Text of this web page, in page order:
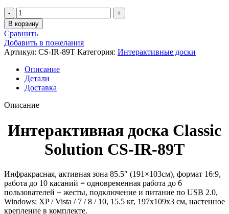
Количество
товара
Интерактивная
доска
Classic
Solution
CS-
IR-
89T
В корзину
Сравнить
Добавить в пожелания
Артикул: CS-IR-89T Категория: Интерактивные доски
Описание
Детали
Доставка
Описание
Интерактивная доска Classic
Solution CS-IR-89T
Инфракрасная, активная зона 85.5″ (191×103см), формат 16:9,
работа до 10 касаний = одновременная работа до 6
пользователей + жесты, подключение и питание по USB 2.0,
Windows: XP / Vista / 7 / 8 / 10, 15.5 кг, 197x109x3 см, настенное
крепление в комплекте.